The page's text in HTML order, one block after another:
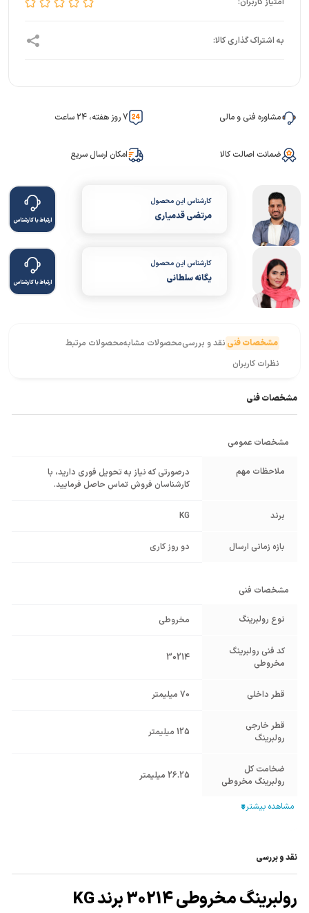
مشاوره فنی و مالی 7 روز هفته، 24 ساعت
ضمانت اصالت کالا امکان ارسال سریع
کارشناس این محصول
مرتضی قدمیاری ارتباط با کارشناس
کارشناس این محصول
یگانه سلطانی ارتباط با کارشناس
مشخصات فنی نقد و بررسیمحصولات مشابهمحصولات مرتبط
نظرات کاربران
مشخصات فنی
مشخصات عمومی
ملاحظات مهم
درصورتی که نیاز به تحویل فوری دارید، با
کارشناسان فروش تماس حاصل فرمایید.
برند KG
بازه زمانی ارسال دو روز کاری
مشخصات فنی
نوع رولبرینگ مخروطی
کد فنی رولبرینگ
مخروطی
30214
قطر داخلی 70 میلیمتر
قطر خارجی
رولبرینگ
125 میلیمتر
ضخامت کل
رولبرینگ مخروطی
26.25 میلیمتر
ضخامت رینگ
جنس بدنه
ضخامت رینگ
خارجی
21 میلیمتر
نقد و بررسی
رولبرینگ مخروطی 30214 برند KG